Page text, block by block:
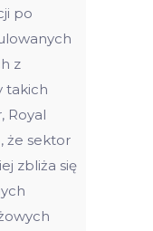
po
z
takich
Royal
że sektor
zbliża się